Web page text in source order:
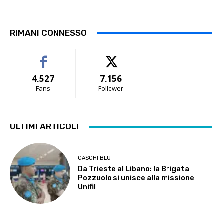
RIMANI CONNESSO
4,527
Fans
7,156
Follower
ULTIMI ARTICOLI
CASCHI BLU
Da Trieste al Libano: la Brigata
Pozzuolo si unisce alla missione
Unifil